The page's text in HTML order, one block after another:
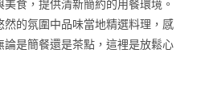
食，提供清新簡約的用餐環境。
的氛圍中品味當地精選料理，感
是簡餐還是茶點，這裡是放鬆心